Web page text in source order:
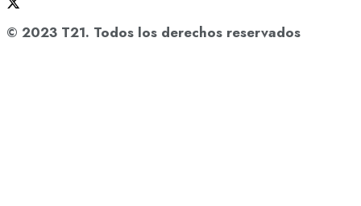
© 2023 T21. Todos los derechos reservados